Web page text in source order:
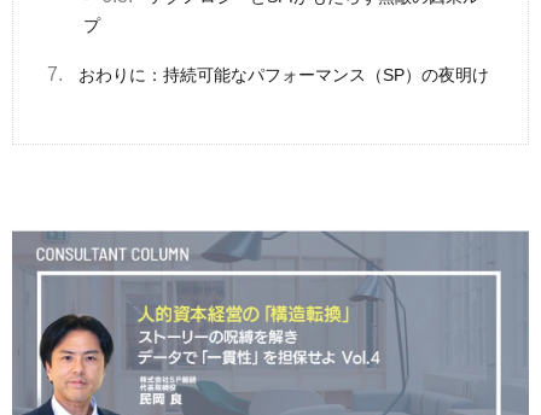
プ
7. おわりに：持続可能なパフォーマンス（SP）の夜明け